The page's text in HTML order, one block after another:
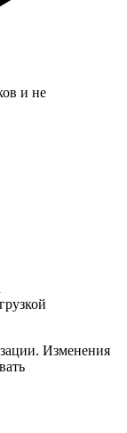
и не
Изменения